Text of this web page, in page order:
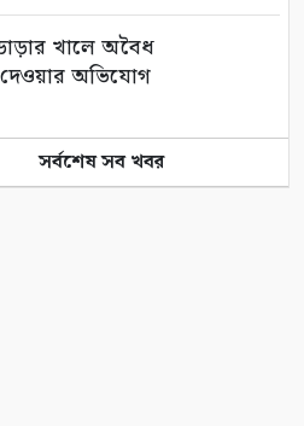
খালে অবৈধ
দেওয়ার অভিযোগ
থেকে যুবকের মৃতদেহ
সর্বশেষ সব খবর